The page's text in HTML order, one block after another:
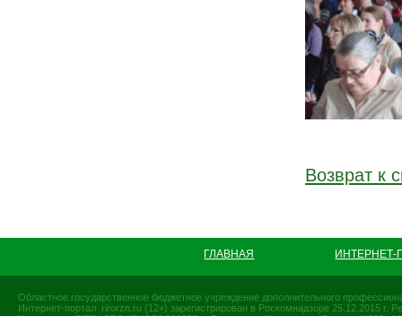
Возврат к
ГЛАВНАЯ
Областное государственное бюджетное учреждение дополнительного
Интернет-портал rirorzn.ru (12+) зарегистрирован в Роскомнадзоре 25.12.2015